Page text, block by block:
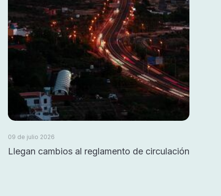
09 de julio 2026
Llegan cambios al reglamento de circulación